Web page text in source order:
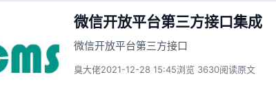
微信开放平台第三方接口集成
微信开放平台第三方接口
臭大佬2021-12-28 15:45浏览 3630阅读原文